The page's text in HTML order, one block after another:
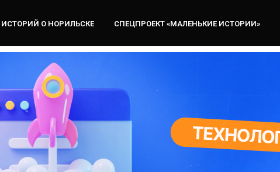
ИСТОРИЙ О НОРИЛЬСКЕ СПЕЦПРОЕКТ «МАЛЕНЬКИЕ ИСТОРИИ»